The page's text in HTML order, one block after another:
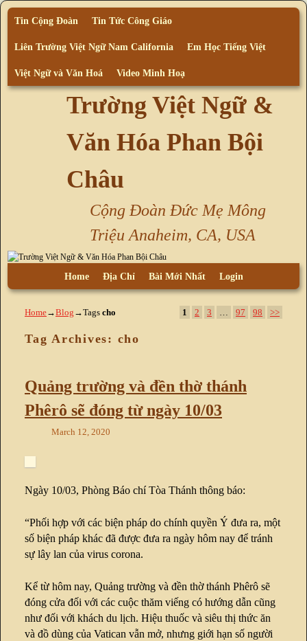
Tin Cộng Đoàn Tin Tức Công Giáo
Liên Trường Việt Ngữ Nam California Em Học Tiếng Việt
Việt Ngữ và Văn Hoá Video Minh Hoạ
Trường Việt Ngữ &
Văn Hóa Phan Bội
Châu
Cộng Đoàn Đức Mẹ Mông
Triệu Anaheim, CA, USA
Home Địa Chỉ Bài Mới Nhất Login
Home→Blog →Tags cho 1 2 3 … 97 98 >>
Tag Archives: cho
Quảng trường và đền thờ thánh
Phêrô sẽ đóng từ ngày 10/03
March 12, 2020
Ngày 10/03, Phòng Báo chí Tòa Thánh thông báo:
“Phối hợp với các biện pháp do chính quyền Ý đưa ra, một
số biện pháp khác đã được đưa ra ngày hôm nay để tránh
sự lây lan của virus corona.
Kể từ hôm nay, Quảng trường và đền thờ thánh Phêrô sẽ
đóng cửa đối với các cuộc thăm viếng có hướng dẫn cũng
như đối với khách du lịch. Hiệu thuốc và siêu thị thức ăn
và đồ dùng của Vatican vẫn mở, nhưng giới hạn số người